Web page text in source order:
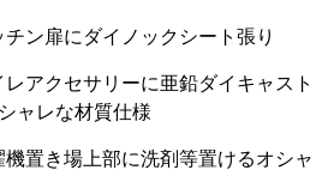
イノックシート張り
リーに亜鉛ダイキャスト
ャレな材質仕様
部に洗剤等置けるオシャ